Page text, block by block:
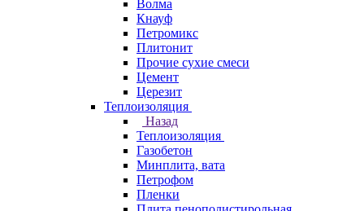
Волма
Кнауф
Петромикс
Плитонит
Прочие сухие смеси
Цемент
Церезит
Теплоизоляция
Назад
Теплоизоляция
Газобетон
Минплита, вата
Петрофом
Пленки